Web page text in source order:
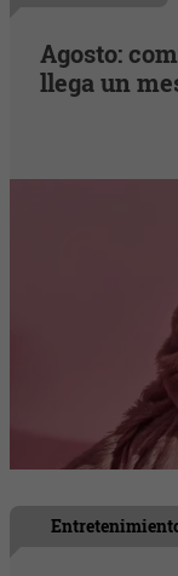
Agosto:
llega un